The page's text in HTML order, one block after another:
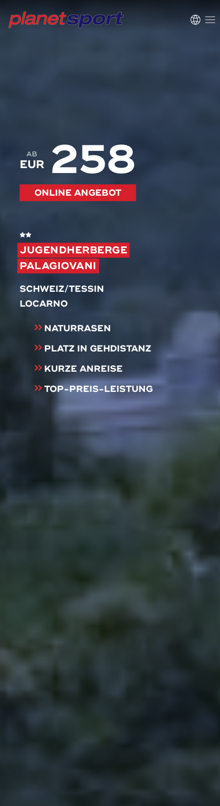
JUGENDHERBERGE
PALAGIOVANI
SCHWEIZ/TESSIN
LOCARNO
NATURRASEN
PLATZ IN GEHDISTANZ
KURZE ANREISE
TOP-PREIS-LEISTUNG
AB
EUR 258
ONLINE ANGEBOT